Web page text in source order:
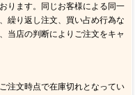
ります。同じお客様による同一
繰り返し注文、買い占め行為な
当店の判断によりご注文をキャ
注文時点で在庫切れとなってい